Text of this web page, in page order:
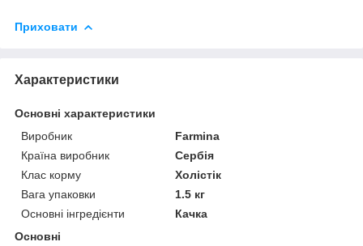
Приховати
Характеристики
Основні характеристики
Виробник
Farmina
Країна виробник
Сербія
Клас корму
Холістік
Вага упаковки
1.5 кг
Основні інгредієнти
Качка
Основні